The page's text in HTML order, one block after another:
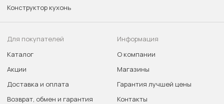
Конструктор кухонь
Для покупателей
Каталог
Акции
Доставка и оплата
Возврат, обмен и гарантия
Информация
О компании
Магазины
Гарантия лучшей цены
Контакты